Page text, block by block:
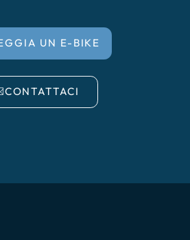
UN E-BIKE
CONTATTACI